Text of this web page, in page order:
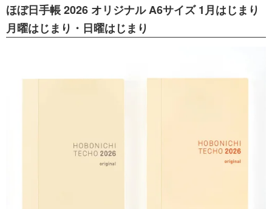
ほぼ日手帳 2026 オリジナル A6サイズ 1月はじまり
月曜はじまり・日曜はじまり